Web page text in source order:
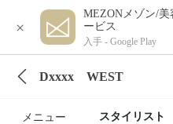
×
MEZONメゾン/
ービス
入手 - Google Play
Dxxxx WEST
メニュー スタイリスト